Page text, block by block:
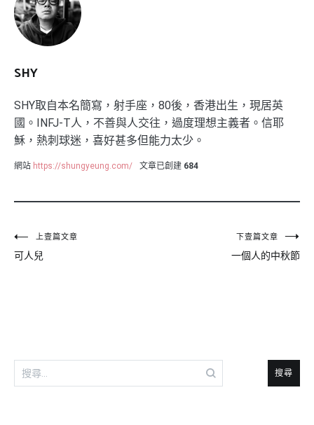
SHY
SHY取自本名簡寫，射手座，80後，香港出生，現居英
國。INFJ-T人，不善與人交往，過度理想主義者。信耶
穌，熱刺球迷，喜好甚多但能力太少。
網站 https://shungyeung.com/ 文章已創建 684
文
章
上壹篇文章
可人兒
下壹篇文章
一個人的中秋節
搜
尋